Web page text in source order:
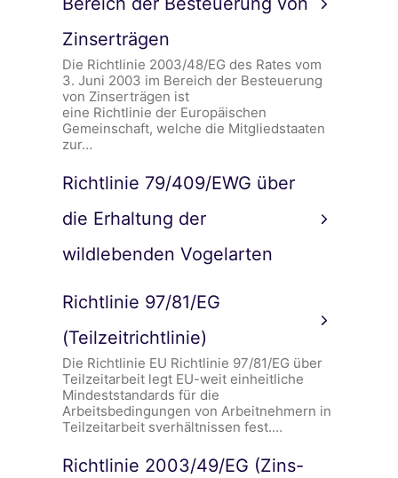
Zinserträgen
Die Richtlinie 2003/48/EG des Rates vom
3. Juni 2003 im Bereich der Besteuerung
von Zinserträgen ist
eine Richtlinie der Europäischen
Gemeinschaft, welche die Mitgliedstaaten
zur…
Richtlinie 79/409/EWG über
die Erhaltung der
wildlebenden Vogelarten
Richtlinie 97/81/EG
(Teilzeitrichtlinie)
Die Richtlinie EU Richtlinie 97/81/EG über
Teilzeitarbeit legt EU-weit einheitliche
Mindeststandards für die
Arbeitsbedingungen von Arbeitnehmern in
Teilzeitarbeit sverhältnissen fest.…
Richtlinie 2003/49/EG (Zins-